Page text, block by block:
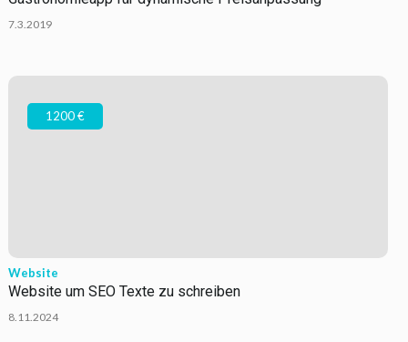
7.3.2019
1200 €
Website
Website um SEO Texte zu schreiben
8.11.2024